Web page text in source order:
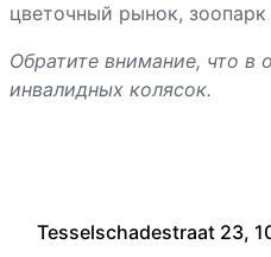
Tesselschadestraat 23,
цветочный рынок,
Обратите внимание, что в
инвалидных колясок.